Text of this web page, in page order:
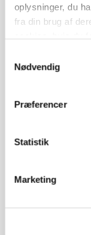
oplysninger, du
fra din brug af
Nødvendig
Præferencer
Statistik
Marketing
🐄
Slagtegrise
4261, Dalmose